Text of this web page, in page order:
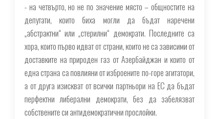
- на четвърто, но не по значение място – общностите на
депутати, които биха могли да бъдат наречени
„абстрактни“ или „стерилни“ демократи. Последните са
хора, които първо идват от страни, които не са зависими от
доставките на природен газ от Азербайджан и които от
една страна са повлияни от изброените по-горе агитатори,
а от друга изискват от всички партньори на ЕС да бъдат
перфектни либерални демократи, без да забелязват
собствените си антидемократични прослойки.